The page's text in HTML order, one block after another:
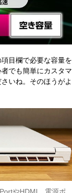
目欄で必要な容量を
でも簡単にカスタマ
いね。そのほうがよ